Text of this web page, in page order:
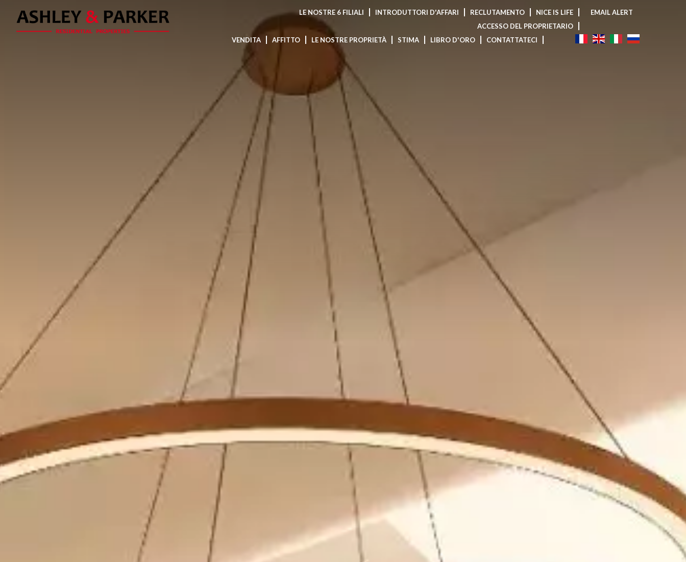
LE NOSTRE 6 FILIALI INTRODUTTORI D'AFFARI RECLUTAMENTO
NICE IS LIFE
ACCESSO DEL PROPRIETARIO
EMAIL ALERT
VENDITA AFFITTO LE NOSTRE PROPRIETÀ STIMA LIBRO D'ORO CONTATTATECI